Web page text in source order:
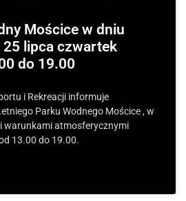
Mościce w dniu
lipca czwartek
do 19.00
i Rekreacji informuje
Parku Wodnego Mościce , w
warunkami atmosferycznymi
13.00 do 19.00.